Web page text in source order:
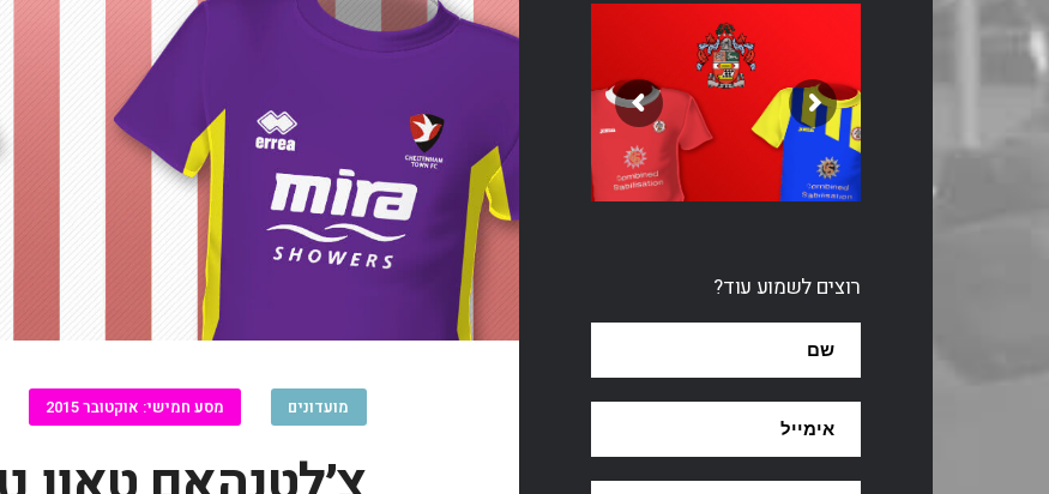
רוצים לשמוע עוד?
מועדונים מסע חמישי: אוקטובר 2015